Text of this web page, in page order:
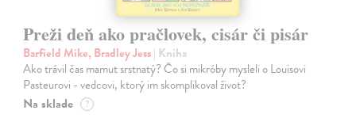
Preži deň ako pračlovek, cisár či pisár
Barfield Mike, Bradley Jess| Kniha
Ako trávil čas mamut srstnatý? Čo si mikróby mysleli o Louisovi
Pasteurovi - vedcovi, ktorý im skomplikoval život?
Na sklade ?